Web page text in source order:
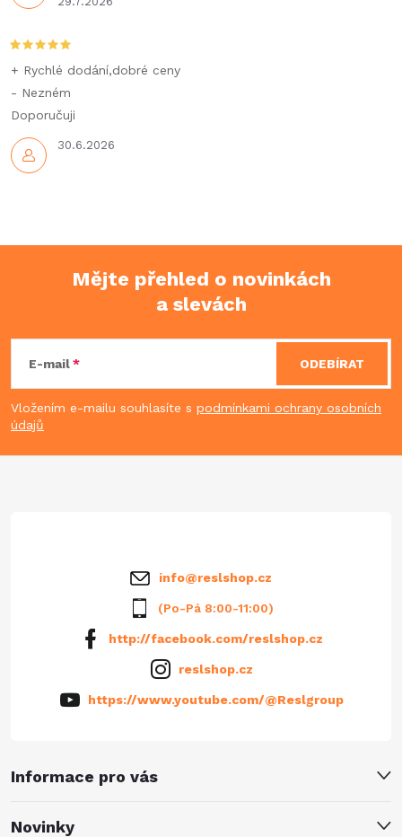
30.6.2026
+ Rychlé dodání,dobré ceny
- Nezném
Doporučuji
p
a
Mějte přehled o novinkách
a slevách
E-mail
Vložením e-mailu souhlasíte s podmínkami ochrany osobních
údajů
ODEBÍRAT
Informace pro vás
Novinky
info@reslshop.cz
(Po-Pá 8:00-11:00)
http://facebook.com/reslshop.cz
reslshop.cz
https://www.youtube.com/@Reslgroup